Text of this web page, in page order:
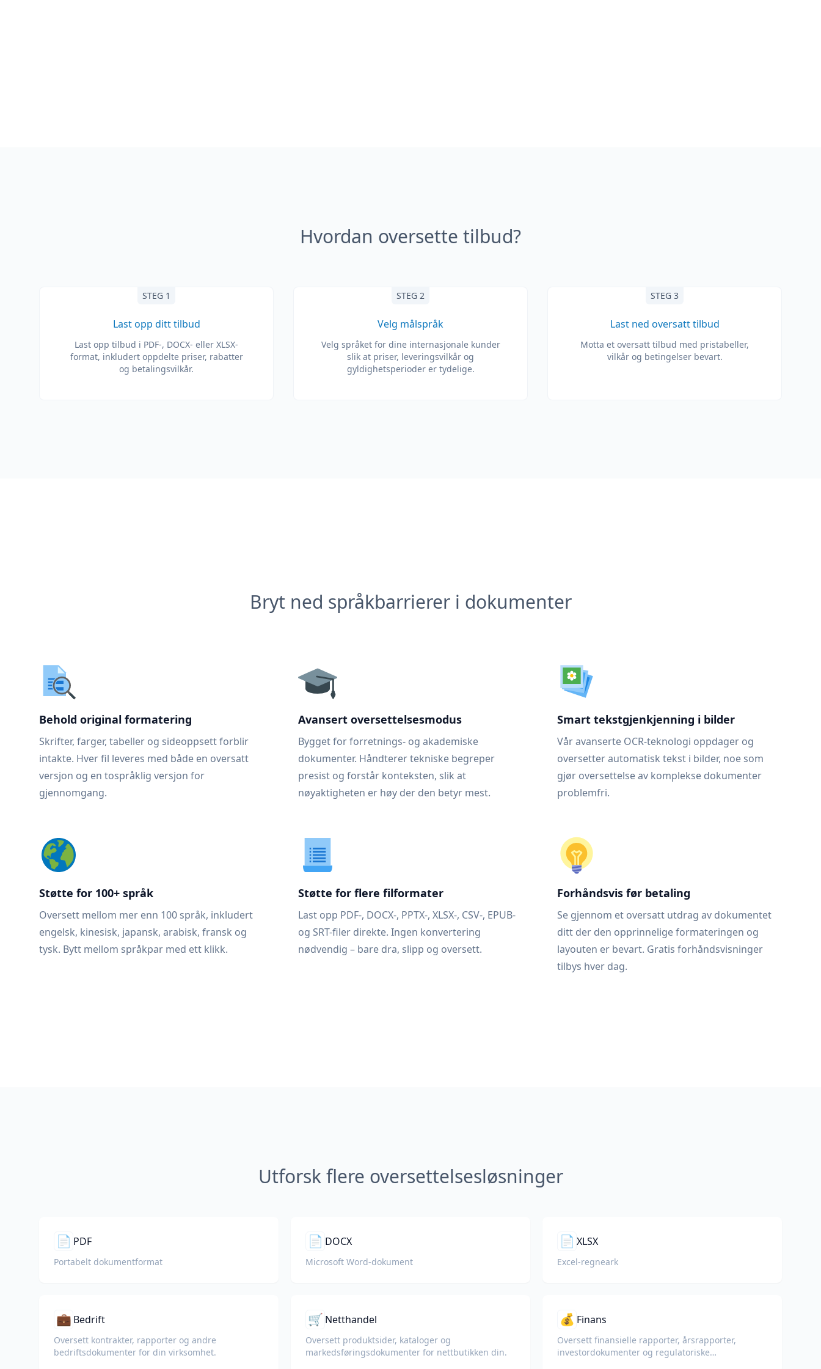
Hvordan oversette tilbud?
STEG 1
Last opp ditt tilbud
Last opp tilbud i PDF-, DOCX- eller XLSX-
format, inkludert oppdelte priser, rabatter
og betalingsvilkår.
STEG 2
Velg målspråk
Velg språket for dine internasjonale kunder
slik at priser, leveringsvilkår og
gyldighetsperioder er tydelige.
STEG 3
Last ned oversatt tilbud
Motta et oversatt tilbud med pristabeller,
vilkår og betingelser bevart.
Bryt ned språkbarrierer i dokumenter
Behold original formatering
Skrifter, farger, tabeller og sideoppsett forblir
intakte. Hver fil leveres med både en oversatt
versjon og en tospråklig versjon for
gjennomgang.
Avansert oversettelsesmodus
Bygget for forretnings- og akademiske
dokumenter. Håndterer tekniske begreper
presist og forstår konteksten, slik at
nøyaktigheten er høy der den betyr mest.
Smart tekstgjenkjenning i bilder
Vår avanserte OCR-teknologi oppdager og
oversetter automatisk tekst i bilder, noe som
gjør oversettelse av komplekse dokumenter
problemfri.
Støtte for 100+ språk
Oversett mellom mer enn 100 språk, inkludert
engelsk, kinesisk, japansk, arabisk, fransk og
tysk. Bytt mellom språkpar med ett klikk.
Støtte for flere filformater
Last opp PDF-, DOCX-, PPTX-, XLSX-, CSV-, EPUB-
og SRT-filer direkte. Ingen konvertering
nødvendig – bare dra, slipp og oversett.
Forhåndsvis før betaling
Se gjennom et oversatt utdrag av dokumentet
ditt der den opprinnelige formateringen og
layouten er bevart. Gratis forhåndsvisninger
tilbys hver dag.
Utforsk flere oversettelsesløsninger
📄 PDF
Portabelt dokumentformat
📄 DOCX
Microsoft Word-dokument
📄 XLSX
Excel-regneark
💼 Bedrift
Oversett kontrakter, rapporter og andre
bedriftsdokumenter for din virksomhet.
🛒 Netthandel
Oversett produktsider, kataloger og
markedsføringsdokumenter for nettbutikken din.
💰 Finans
Oversett finansielle rapporter, årsrapporter,
investordokumenter og regulatoriske